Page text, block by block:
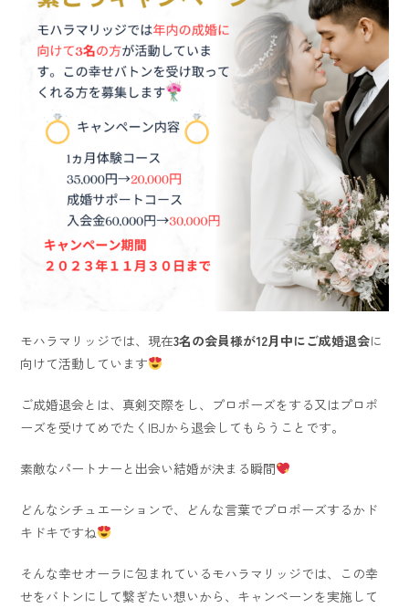
モハラマリッジでは、現在3名の会員様が12月中にご成婚退会に
向けて活動しています
ご成婚退会とは、真剣交際をし、プロポーズをする又はプロポ
ーズを受けてめでたくIBJから退会してもらうことです。
素敵なパートナーと出会い結婚が決まる瞬間
どんなシチュエーションで、どんな言葉でプロポーズするかド
キドキですね
そんな幸せオーラに包まれているモハラマリッジでは、この幸
せをバトンにして繋ぎたい想いから、キャンペーンを実施して